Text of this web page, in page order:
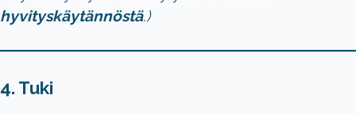
hyvityskäytännöstä.)
4. Tuki